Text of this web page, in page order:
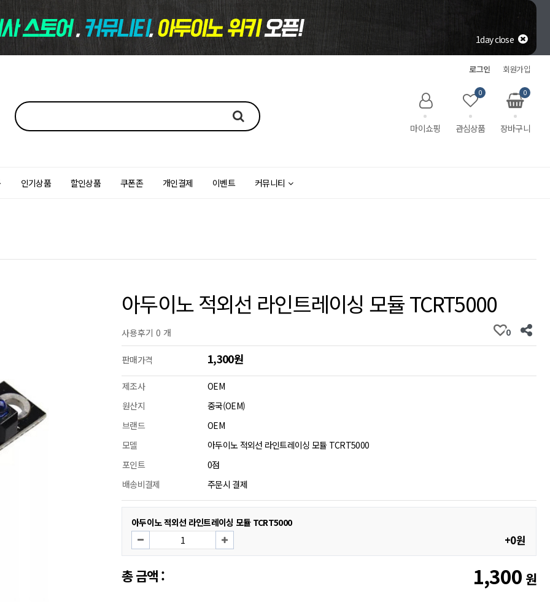
1day close
회원가입
로그인
장바구니
0
관심상품
0
마이쇼핑
인기상품 할인상품 쿠폰존 개인결제 이벤트 커뮤니티
아두이노 적외선 라인트레이싱 모듈 TCRT5000
사용후기 0 개 0
판매가격 1,300원
제조사
OEM
원산지
중국(OEM)
브랜드
OEM
모델
아두이노 적외선 라인트레이싱 모듈 TCRT5000
포인트
0점
배송비결제
주문시 결제
아두이노 적외선 라인트레이싱 모듈 TCRT5000
+0원
총 금액 : 1,300 원